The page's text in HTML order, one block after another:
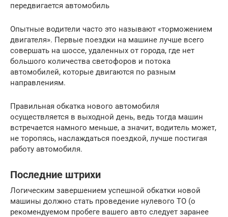
передвигается автомобиль
Опытные водители часто это называют «торможением
двигателя». Первые поездки на машине лучше всего
совершать на шоссе, удаленных от города, где нет
большого количества светофоров и потока
автомобилей, которые двигаются по разным
направлениям.
Правильная обкатка нового автомобиля
осуществляется в выходной день, ведь тогда машин
встречается намного меньше, а значит, водитель может,
не торопясь, наслаждаться поездкой, лучше постигая
работу автомобиля.
Последние штрихи
Логическим завершением успешной обкатки новой
машины должно стать проведение нулевого ТО (о
рекомендуемом пробеге вашего авто следует заранее